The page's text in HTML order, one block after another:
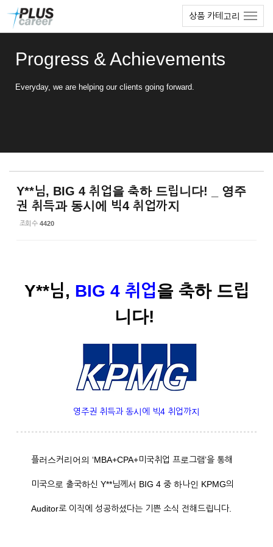
상품 카테고리
Progress & Achievements
Everyday, we are helping our clients going forward.
Y**님, BIG 4 취업을 축하 드립니다! _ 영주
권 취득과 동시에 빅4 취업까지
조회 수 4420
Y**님, BIG 4 취업을 축하 드립
니다!
영주권 취득과 동시에 빅4 취업까지
플러스커리어의 ‘MBA+CPA+미국취업 프로그램’을 통해
미국으로 출국하신 Y**님께서 BIG 4 중 하나인 KPMG의
Auditor로 이직에 성공하셨다는 기쁜 소식 전해드립니다.